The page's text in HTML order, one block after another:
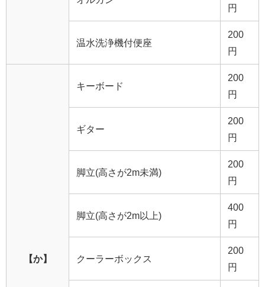
円
温水洗浄機付便座
200
円
【か】
キーボード
200
円
ギター
200
円
脚立(高さが2m未満)
200
円
脚立(高さが2m以上)
400
円
クーラーボックス
200
円